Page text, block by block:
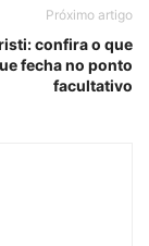
Próximo artigo
confira o que
fecha no ponto
facultativo